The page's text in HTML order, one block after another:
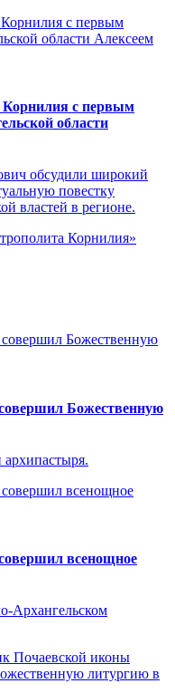
Корнилия с первым
области
обсудили широкий
повестку
властей в регионе.
Корнилия»
Божественную
всенощное
Архангельском